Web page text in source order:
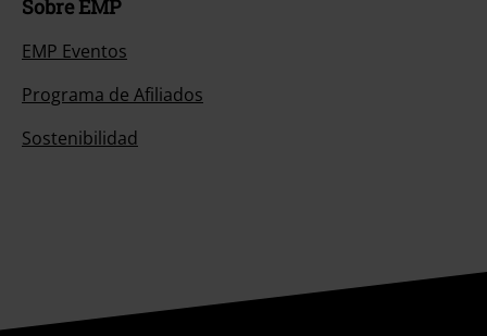
Sobre EMP
EMP Eventos
Programa de Afiliados
Sostenibilidad